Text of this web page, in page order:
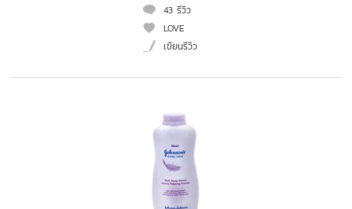
43 รีวิว
LOVE
เขียนรีวิว